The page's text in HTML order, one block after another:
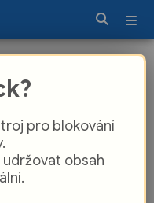
ověřují
pro blokování
udržovat obsah